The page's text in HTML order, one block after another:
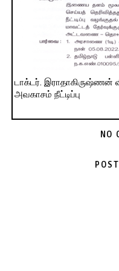
டாக்டர். இராதாகிருஷ்ணன்
அவகாசம் நீட்டிப்பு
NO